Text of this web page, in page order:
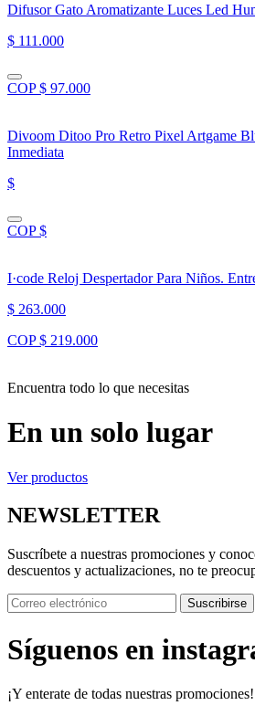
Difusor Gato Aromatizante Luces Led
$ 111.000
COP $ 97.000
Divoom Ditoo Pro Retro Pixel Artgame
Inmediata
$
COP $
I·code Reloj Despertador Para Niños.
$ 263.000
COP $ 219.000
Encuentra todo lo que necesitas
En un solo lugar
Ver productos
NEWSLETTER
Suscríbete a nuestras promociones y
descuentos y actualizaciones, no te
Suscribirse
Síguenos en
¡Y enterate de todas nuestras promociones!